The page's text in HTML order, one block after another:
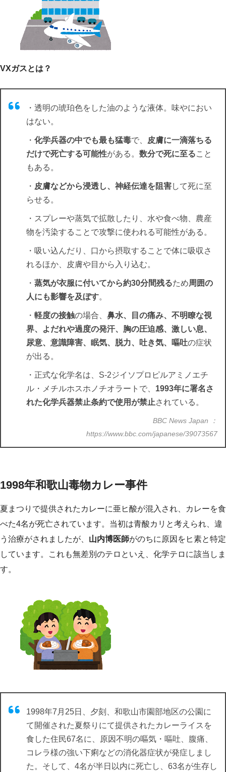
VXガスとは？
・透明の琥珀色をした油のような液体。味やにおい
はない。
・ 化学兵器の中でも最も猛毒で、
皮膚に一滴落ちる
だけで死亡する可能性がある。 数分で死に至ること
もある。
・ 皮膚などから浸透し、神経伝達を阻害して死に至
らせる。
・スプレーや蒸気で拡散したり、水や食べ物、農産
物を汚染することで攻撃に使われる可能性がある。
・吸い込んだり、口から摂取することで体に吸収さ
れるほか、皮膚や目から入り込む。
・ 蒸気が衣服に付いてから約30分間残るため周囲の
人にも影響を及ぼす。
・ 軽度の接触の場合、 鼻水、目の痛み、不明瞭な視
界、よだれや過度の発汗、胸の圧迫感、激しい息、
尿意、意識障害、眠気、脱力、吐き気、嘔吐の症状
が出る。
・正式な化学名は、S-2ジイソプロピルアミノエチ
ル・メチルホスホノチオラートで、 1993年に署名さ
れた化学兵器禁止条約で使用が禁止されている。
BBC News Japan ：
https://www.bbc.com/japanese/39073567
1998年和歌山毒物カレー事件
夏まつりで提供されたカレーに亜ヒ酸が混入され、カレーを食
べた4名が死亡されています。当初は青酸カリと考えられ、違
う治療がされましたが、 山内博医師がのちに原因をヒ素と特定
しています。これも無差別のテロといえ、化学テロに該当しま
す。
1998年7月25日、夕刻、和歌山市園部地区の公園に
て開催された夏祭りにて提供されたカレーライスを
食した住民67名に、原因不明の嘔気・嘔吐、腹痛、
コレラ様の強い下痢などの消化器症状が発症しまし
た。そして、4名が半日以内に死亡し、63名が生存し